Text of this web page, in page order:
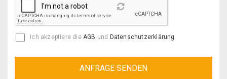
Reload
Ich akzeptiere die AGB und Datenschutzerklärung .